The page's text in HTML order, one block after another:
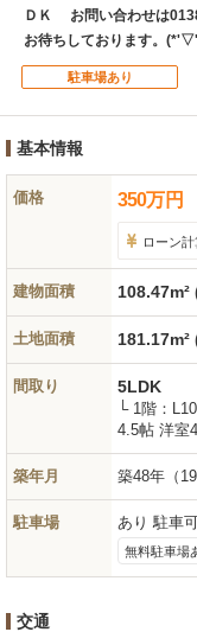
ＤＫ お問い合わせは
お待ちしております。
駐車場あり
基本情報
価格 350万円
ローン
建物面積 108.47m²
土地面積 181.17m²
間取り 5LDK
└ 1階：
4.5帖 洋室
築年月 築48年 （
駐車場 あり 駐車
無料駐車場
交通